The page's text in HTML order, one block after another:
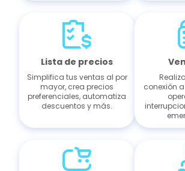
Lista de precios
Simplifica tus ventas al por
mayor, crea precios
preferenciales, automatiza
descuentos y más.
conexión